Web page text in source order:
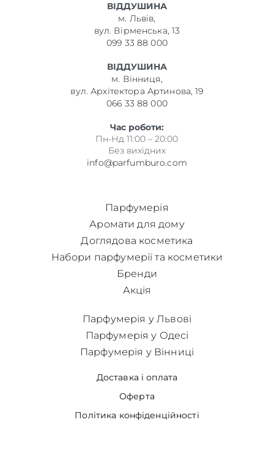
ВІДДУШИНА
м. Львів,
вул. Вірменська, 13
099 33 88 000
ВІДДУШИНА
м. Вінниця,
вул. Архітектора Артинова, 19
066 33 88 000
Час роботи:
Пн-Нд 11:00 – 20:00
Без вихідних
info@parfumburo.com
Парфумерія
Аромати для дому
Доглядова косметика
Набори парфумерії та косметики
Бренди
Акція
Доставка і оплата
Оферта
Політика конфіденційності
Парфумерія у Львові
Парфумерія у Одесі
Парфумерія у Вінниці